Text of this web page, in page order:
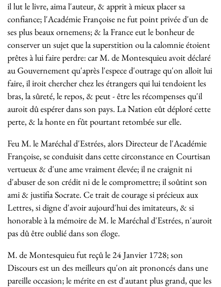
il lut le livre, aima l'auteur, & apprit à mieux placer sa
confiance; l'Académie Françoise ne fut point privée d'un de
ses plus beaux ornemens; & la France eut le bonheur de
conserver un sujet que la superstition ou la calomnie étoient
prêtes à lui faire perdre: car M. de Montesquieu avoit déclaré
au Gouvernement qu'après l'espece d'outrage qu'on alloit lui
faire, il iroit chercher chez les étrangers qui lui tendoient les
bras, la sûreté, le repos, & peut - être les récompenses qu'il
auroit dû espérer dans son pays. La Nation eût déploré cette
perte, & la honte en fût pourtant retombée sur elle.
Feu M. le Maréchal d'Estrées, alors Directeur de l'Académie
Françoise, se conduisit dans cette circonstance en Courtisan
vertueux & d'une ame vraiment élevée; il ne craignit ni
d'abuser de son crédit ni de le compromettre; il soûtint son
ami & justifia Socrate. Ce trait de courage si précieux aux
Lettres, si digne d'avoir aujourd'hui des imitateurs, & si
honorable à la mémoire de M. le Maréchal d'Estrées, n'auroit
pas dû être oublié dans son éloge.
M. de Montesquieu fut reçû le 24 Janvier 1728; son
Discours est un des meilleurs qu'on ait prononcés dans une
pareille occasion; le mérite en est d'autant plus grand, que les